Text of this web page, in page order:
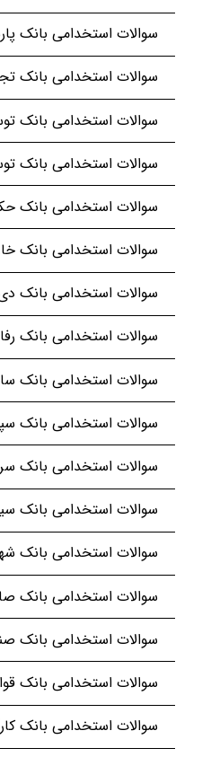
سوالات استخدامی بانک
سوالات استخدامی بانک
سوالات استخدامی بانک
سوالات استخدامی بانک
سوالات استخدامی بانک
سوالات استخدامی بانک
سوالات استخدامی بانک
سوالات استخدامی بانک
سوالات استخدامی بانک
سوالات استخدامی بانک
سوالات استخدامی بانک
سوالات استخدامی بانک
سوالات استخدامی بانک
سوالات استخدامی بانک
سوالات استخدامی بانک
سوالات استخدامی بانک
سوالات استخدامی بانک